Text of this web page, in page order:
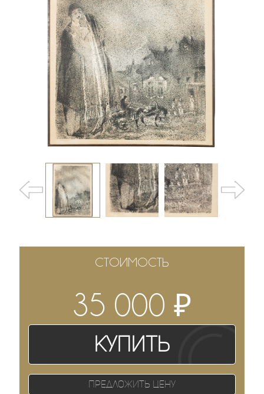
СТОИМОСТЬ
35 000₽
Купить
Предложить цену